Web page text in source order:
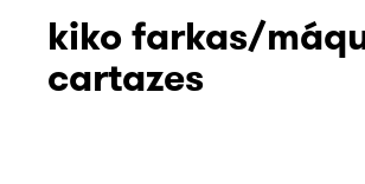
kiko farkas/
cartazes